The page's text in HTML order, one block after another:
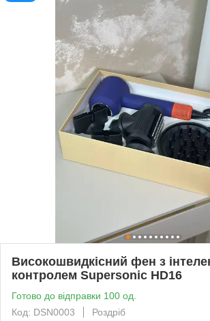
Високошвидкісний фен з
контролем Supersonic HD16
Готово до відправки 100 од.
Код: DSN0003
Роздріб